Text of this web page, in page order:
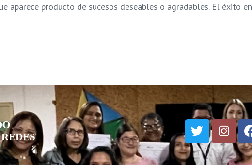
aparece producto de sucesos deseables o agradables. El éxito en